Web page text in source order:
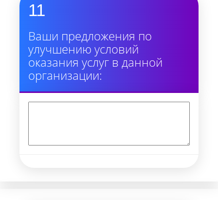
11
Ваши предложения по
улучшению условий
оказания услуг в данной
организации: